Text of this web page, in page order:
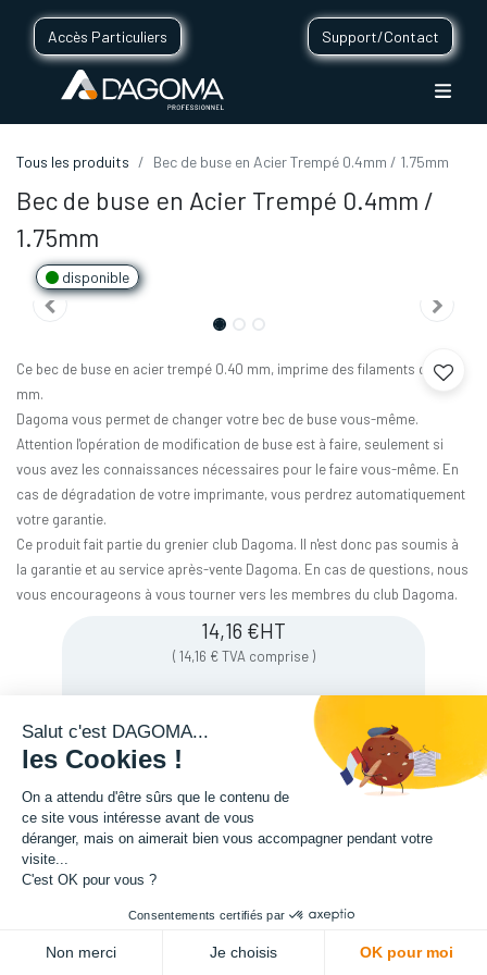
Accès Particuliers Support/Contact
Tous les produits Bec de buse en Acier Trempé 0.4mm / 1.75mm
Bec de buse en Acier Trempé 0.4mm /
1.75mm
disponible
Ce bec de buse en acier trempé 0.40 mm, imprime des filaments de 1.75
mm.
Dagoma vous permet de changer votre bec de buse vous-même.
Attention l'opération de modification de buse est à faire, seulement si
vous avez les connaissances nécessaires pour le faire vous-même. En
cas de dégradation de votre imprimante, vous perdrez automatiquement
votre garantie.
Ce produit fait partie du grenier club Dagoma. Il n'est donc pas soumis à
la garantie et au service après-vente Dagoma. En cas de questions, nous
vous encourageons à vous tourner vers les membres du club Dagoma.
14,16 €HT
( 14,16 € TVA comprise )
Salut c'est DAGOMA...
les Cookies !
On a attendu d'être sûrs que le contenu de
ce site vous intéresse avant de vous
déranger, mais on aimerait bien vous accompagner pendant votre
visite...
C'est OK pour vous ?
Consentements certifiés par
Non merci Je choisis OK pour moi